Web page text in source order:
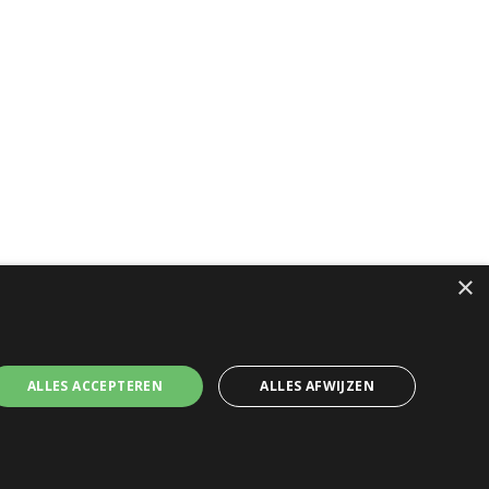
×
ALLES ACCEPTEREN ALLES AFWIJZEN